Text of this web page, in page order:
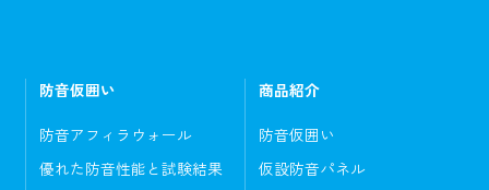
防音仮囲い
防音アフィラウォール
優れた防音性能と試験結果
商品紹介
防音仮囲い
仮設防音パネル